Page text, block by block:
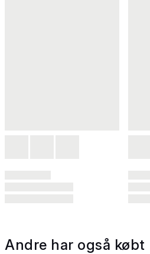
Andre har også købt